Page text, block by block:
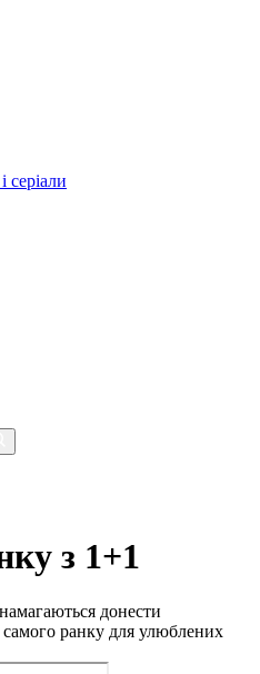
серіали
з 1+1
донести
ранку для улюблених